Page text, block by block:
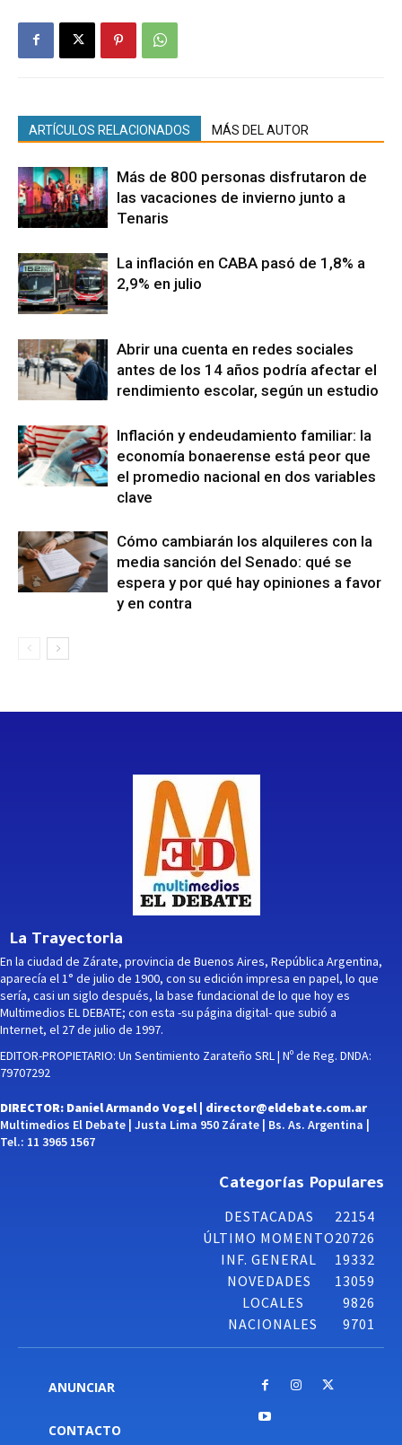
ARTÍCULOS RELACIONADOS MÁS DEL AUTOR
Más de 800 personas disfrutaron de
las vacaciones de invierno junto a
Tenaris
La inflación en CABA pasó de 1,8% a
2,9% en julio
Abrir una cuenta en redes sociales
antes de los 14 años podría afectar el
rendimiento escolar, según un estudio
Inflación y endeudamiento familiar: la
economía bonaerense está peor que
el promedio nacional en dos variables
clave
Cómo cambiarán los alquileres con la
media sanción del Senado: qué se
espera y por qué hay opiniones a favor
y en contra
La Trayectoria
En la ciudad de Zárate, provincia de Buenos Aires, República Argentina,
aparecía el 1° de julio de 1900, con su edición impresa en papel, lo que
sería, casi un siglo después, la base fundacional de lo que hoy es
Multimedios EL DEBATE; con esta -su página digital- que subió a
Internet, el 27 de julio de 1997.
EDITOR-PROPIETARIO: Un Sentimiento Zarateño SRL | Nº de Reg. DNDA:
79707292
DIRECTOR: Daniel Armando Vogel | director@eldebate.com.ar
Multimedios El Debate | Justa Lima 950 Zárate | Bs. As. Argentina |
Tel.: 11 3965 1567
Categorías Populares
DESTACADAS
22154
ÚLTIMO MOMENTO20726
INF. GENERAL
19332
NOVEDADES
13059
LOCALES
9826
NACIONALES
9701
ANUNCIAR
CONTACTO